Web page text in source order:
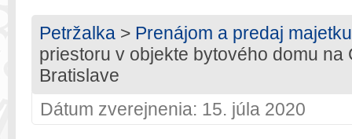
Petržalka > Prenájom a predaj majetku
priestoru v objekte bytového domu na
Bratislave
Dátum zverejnenia: 15. júla 2020